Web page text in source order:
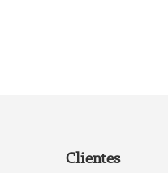
Clientes